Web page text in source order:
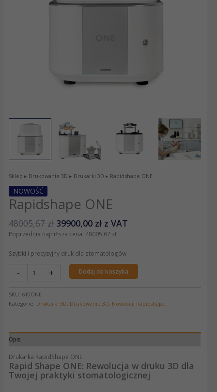
Sklep ▸ Drukowanie 3D ▸ Drukarki 3D ▸ Rapidshape ONE
NOWOŚĆ
Rapidshape ONE
48005,67zł 39900,00 zł z VAT
Poprzednia najniższa cena: 48005,67 zł.
Szybki i precyzyjny druk dla stomatologów
- + Dodaj do koszyka
SKU: 610ONE
Kategorie: Drukarki 3D, Drukowanie 3D, Nowości, Rapidshape
Opis
Drukarka RapidShape ONE
Rapid Shape ONE: Rewolucja w druku 3D dla
Twojej praktyki stomatologicznej